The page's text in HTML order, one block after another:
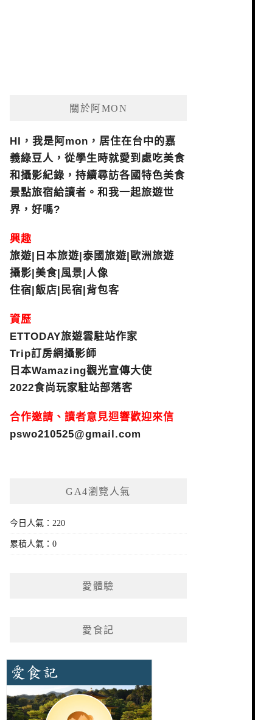
關於阿MON
HI，我是阿mon，居住在台中的嘉
義綠豆人，從學生時就愛到處吃美食
和攝影紀錄，持續尋訪各國特色美食
景點旅宿給讀者。和我一起旅遊世
界，好嗎?
興趣
旅遊|日本旅遊|泰國旅遊|歐洲旅遊
攝影|美食|風景|人像
住宿|飯店|民宿|背包客
資歷
ETTODAY旅遊雲駐站作家
Trip訂房網攝影師
日本Wamazing觀光宣傳大使
2022食尚玩家駐站部落客
合作邀請、讀者意見迴響歡迎來信
pswo210525@gmail.com
GA4瀏覽人氣
今日人氣：220
累積人氣：0
愛體驗
愛食記